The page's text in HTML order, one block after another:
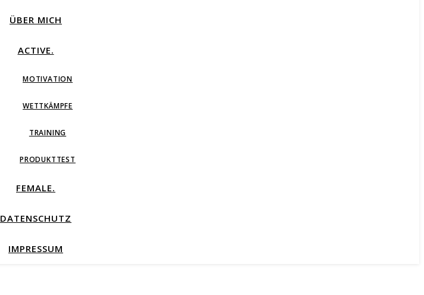
ÜBER MICH
ACTIVE.
MOTIVATION
WETTKÄMPFE
TRAINING
PRODUKTTEST
FEMALE.
DATENSCHUTZ
IMPRESSUM